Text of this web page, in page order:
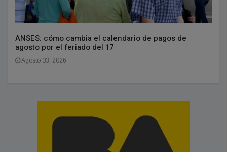
ANSES: cómo cambia el calendario de pagos de
agosto por el feriado del 17
Agosto 03, 2026